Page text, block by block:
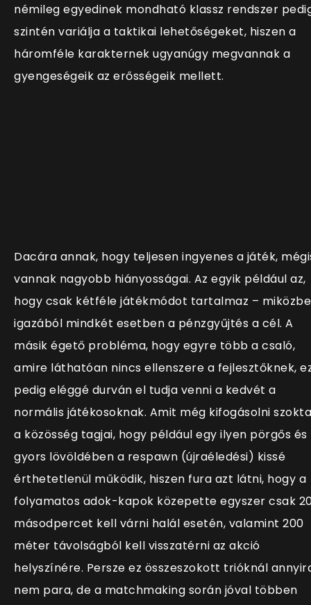
némileg egyedinek mondható klassz rendszer
szintén variálja a taktikai lehetőségeket, hiszen a
háromféle karakternek ugyanúgy megvannak a
gyengeségeik az erősségeik mellett.
Dacára annak, hogy teljesen ingyenes a játék,
vannak nagyobb hiányosságai. Az egyik például az,
hogy csak kétféle játékmódot tartalmaz –
igazából mindkét esetben a pénzgyűjtés a cél. A
másik égető probléma, hogy egyre több a csaló,
amire láthatóan nincs ellenszere a fejlesztőknek,
pedig eléggé durván el tudja venni a kedvét a
normális játékosoknak. Amit még kifogásolni
a közösség tagjai, hogy például egy ilyen pörgős és
gyors lövöldében a respawn (újraéledési) kissé
érthetetlenül működik, hiszen fura azt látni, hogy a
folyamatos adok-kapok közepette egyszer csak
másodpercet kell várni halál esetén, valamint 200
méter távolságból kell visszatérni az akció
helyszínére. Persze ez összeszokott trióknál
nem para, de a matchmaking során jóval többen